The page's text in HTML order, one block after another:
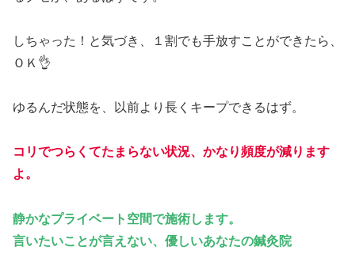
しちゃった！と気づき、１割でも手放すことができたら、
ＯＫ👌
ゆるんだ状態を、以前より長くキープできるはず。
コリでつらくてたまらない状況、かなり頻度が減ります
よ。
静かなプライベート空間で施術します。
言いたいことが言えない、優しいあなたの鍼灸院